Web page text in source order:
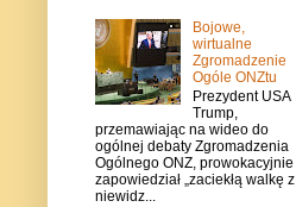
Bojowe,
wirtualne
Zgromadzenie
Ogóle ONZtu
Prezydent USA
Trump,
przemawiając na wideo do
ogólnej debaty Zgromadzenia
Ogólnego ONZ, prowokacyjnie
zapowiedział „zaciekłą walkę z
niewidz...